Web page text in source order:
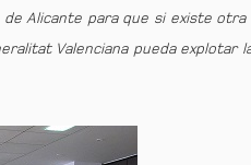
Alicante para que si existe
Valenciana pueda